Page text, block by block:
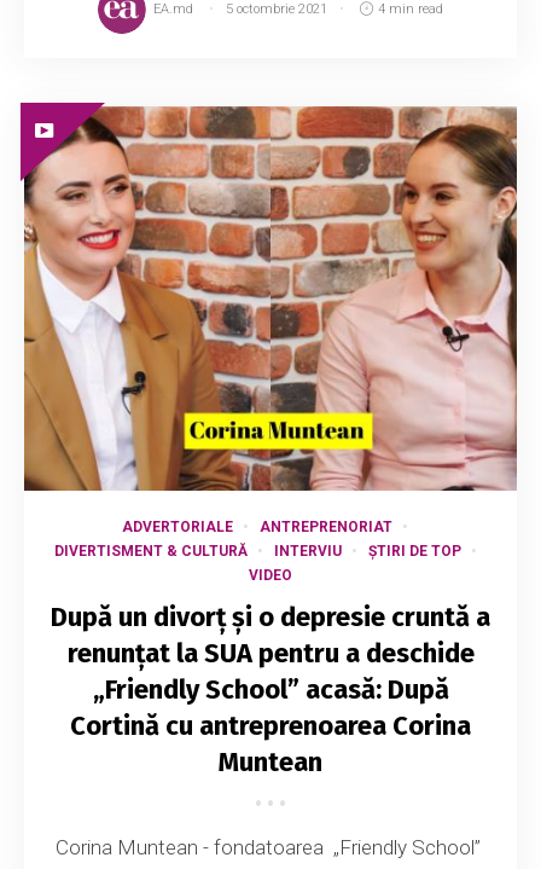
EA.md 5 octombrie 2021 4 min read
ADVERTORIALE
ANTREPRENORIAT
DIVERTISMENT & CULTURĂ
INTERVIU
ȘTIRI DE TOP
VIDEO
După un divorț și o depresie cruntă a
renunțat la SUA pentru a deschide
„Friendly School” acasă: După
Cortină cu antreprenoarea Corina
Muntean
Corina Muntean - fondatoarea „Friendly School”